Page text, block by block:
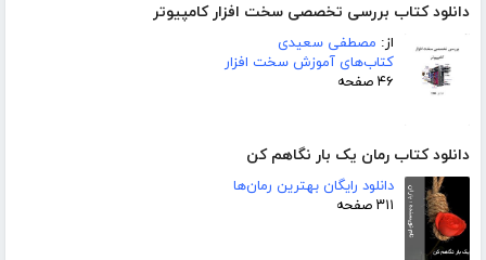
دانلود کتاب بررسی تخصصی سخت افزار کامپیوتر
از: مصطفی سعیدی
کتاب‌های آموزش سخت افزار
۴۶ صفحه
دانلود کتاب رمان یک بار نگاهم کن
دانلود رایگان بهترین رمان‌ها
۳۱۱ صفحه